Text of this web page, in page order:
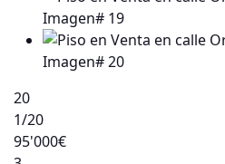
20
1/20
95'000€